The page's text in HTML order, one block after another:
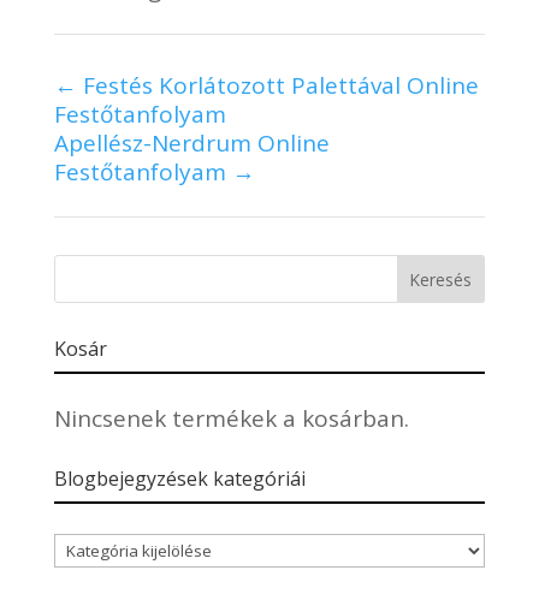
Festés Korlátozott Palettával Online
Festőtanfolyam
Apellész-Nerdrum Online
Festőtanfolyam
Kosár
Nincsenek termékek a kosárban.
Blogbejegyzések kategóriái
Blogbejegyzések
kategóriái